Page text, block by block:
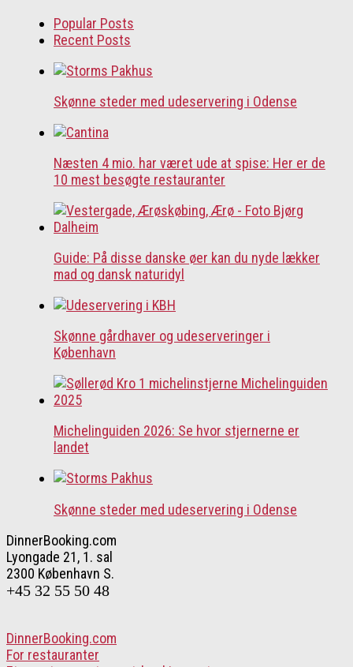
Popular Posts
Recent Posts
Skønne steder med udeservering i Odense
Næsten 4 mio. har været ude at spise: Her er de
10 mest besøgte restauranter
Guide: På disse danske øer kan du nyde lækker
mad og dansk naturidyl
Skønne gårdhaver og udeserveringer i
København
Michelinguiden 2026: Se hvor stjernerne er
landet
Skønne steder med udeservering i Odense
DinnerBooking.com
Lyongade 21, 1. sal
2300 København S.
+45 32 55 50 48
DinnerBooking.com
For restauranter